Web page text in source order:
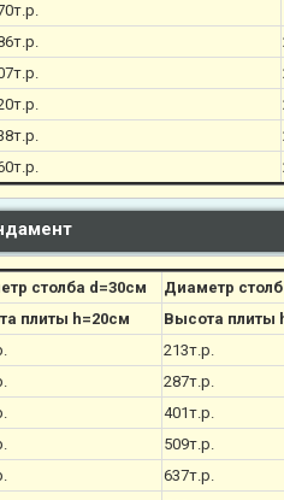
т.р.
т.р.
т.р.
т.р.
т.р.
т.р.
столба d=30см
Диаметр
плиты h=20см
Высота плиты
213т.р.
287т.р.
401т.р.
509т.р.
637т.р.